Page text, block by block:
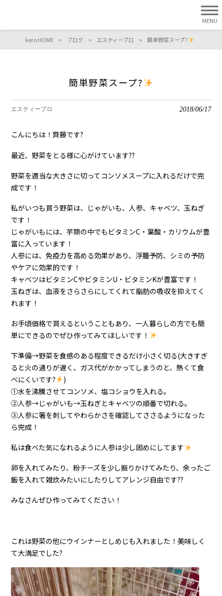
MENU
kero HOME > ブログ > エスティープロ > 簡単野菜スープ?
簡単野菜スープ?
エスティープロ 2018/06/17
こんにちは！齊藤です?
最近、野菜をとる様に心がけています??
野菜を適当な大きさに切ってコンソメスープに入れるだけで完
成です！
私がいつも買う野菜は、じゃがいも、人参、キャベツ、玉ねぎ
です！
じゃがいもには、芋類の中でもビタミンC・葉酸・カリウムが豊
富に入っています！
人参には、免疫力を高める効果があり、浮腫予防、シミの予防
やケアに効果的です！
キャベツはビタミンCやビタミンU・ビタミンKが豊富です！
玉ねぎは、血液をさらさらにしてくれて脂肪の吸収を抑えてく
れます！
お手頃価格で買えるということもあり、一人暮らしの方でも簡
単にできるのでぜひ作ってみてほしいです！
下準備→野菜を食感のある程度できるだけ小さく切る(大きすぎ
ると火の通りが遅く、ガス代がかかってしまうのと、熱くて食
べにくいです?
)
①水を沸騰させてコンソメ、塩コショウを入れる。
②人参→じゃがいも→玉ねぎとキャベツの順番で切れる。
③人参に箸を刺してやわらかさを確認してささるようになった
ら完成！
私は食べた気になれるように人参は少し固めにしてます
卵を入れてみたり、粉チーズを少し振りかけてみたり、余ったご
飯を入れて雑炊みたいにしたりしてアレンジ自由です??
みなさんぜひ作ってみてください！
これは野菜の他にウインナーとしめじも入れました！美味しく
て大満足でした?